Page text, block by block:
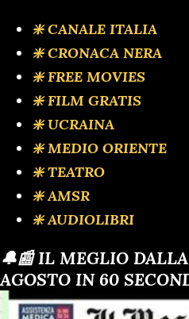
❇️ CANALE ITALIA
❇️ CRONACA NERA
❇️ FREE MOVIES
❇️ FILM GRATIS
❇️ UCRAINA
❇️ MEDIO ORIENTE
❇️ TEATRO
❇️ AMSR
❇️ AUDIOLIBRI
🔔📰 IL MEGLIO
AGOSTO IN 60